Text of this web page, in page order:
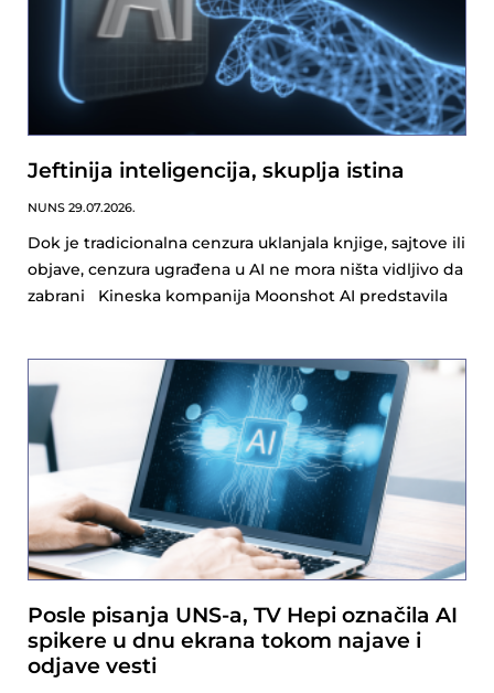
Jeftinija inteligencija, skuplja istina
NUNS 29.07.2026.
Dok je tradicionalna cenzura uklanjala knjige, sajtove ili
objave, cenzura ugrađena u AI ne mora ništa vidljivo da
zabrani Kineska kompanija Moonshot AI predstavila
Posle pisanja UNS-a, TV Hepi označila AI
spikere u dnu ekrana tokom najave i
odjave vesti